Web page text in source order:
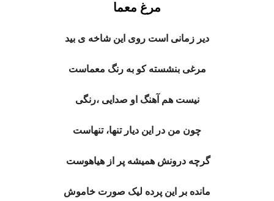
مرغ معما
دیر زمانی است روی این شاخه ی بید
مرغی بنشسته کو به رنگ معماست
نیست هم آهنگ او صدایی ،رنگی
چون من در این دیار تنها، تنهاست
گرچه درونش همیشه پر از هیاهوست
مانده بر این پرده لیک صورت خاموش